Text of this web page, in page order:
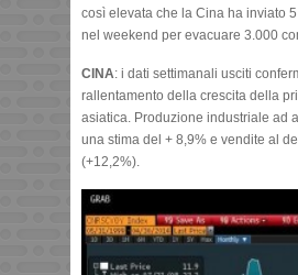
così elevata che la Cina ha inviato
nel weekend per evacuare 3.000
CINA: i dati settimanali usciti
rallentamento della crescita della
asiatica. Produzione industriale ad
una stima del + 8,9% e vendite al
(+12,2%).